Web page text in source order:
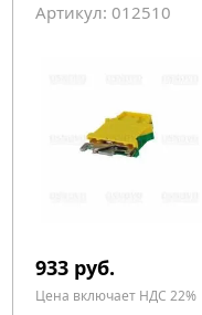
Артикул: 012510
933 руб.
Цена включает НДС 22%